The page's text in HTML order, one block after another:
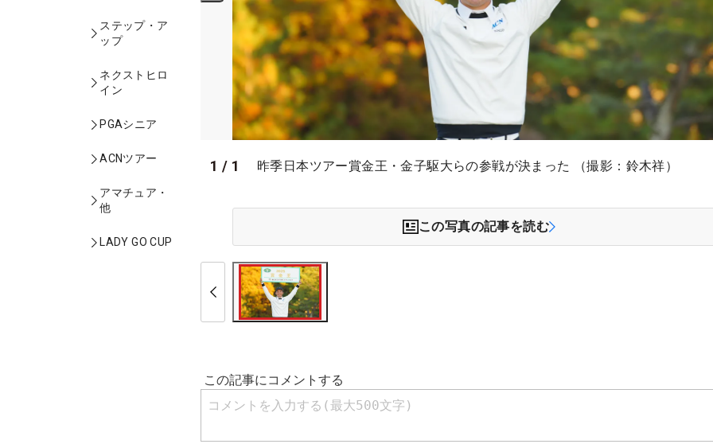
ステップ・ア
ップ
ネクストヒロ
イン
PGAシニア
ACNツアー
アマチュア・
他
LADY GO CUP
1 / 1 昨季日本ツアー賞金王・金子駆大らの参戦が決まった （撮影：鈴木祥）
この写真の記事を読む